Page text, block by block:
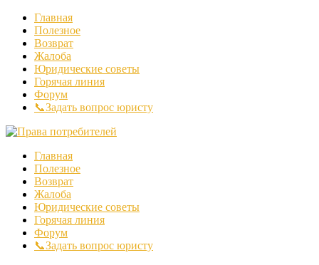
Главная
Полезное
Возврат
Жалоба
Юридические советы
Горячая линия
Форум
📞Задать вопрос юристу
Главная
Полезное
Возврат
Жалоба
Юридические советы
Горячая линия
Форум
📞Задать вопрос юристу